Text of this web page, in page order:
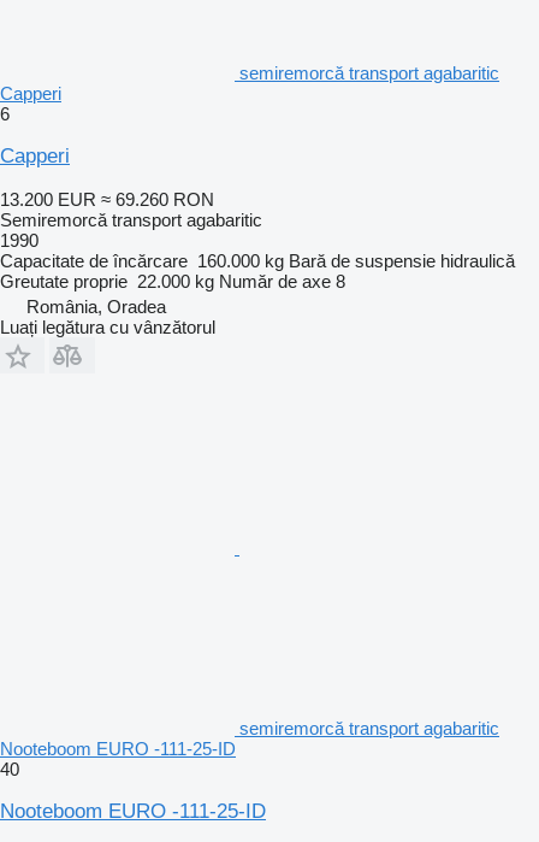
semiremorcă transport agabaritic
Capperi
6
Capperi
13.200 EUR ≈ 69.260 RON
Semiremorcă transport agabaritic
1990
Capacitate de încărcare 160.000 kg Bară de suspensie hidraulică
Greutate proprie 22.000 kg Număr de axe 8
România, Oradea
Luați legătura cu vânzătorul
semiremorcă transport agabaritic
Nooteboom EURO -111-25-ID
40
Nooteboom EURO -111-25-ID